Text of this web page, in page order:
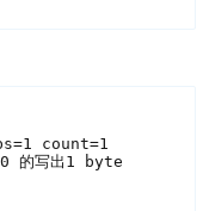
count=1
的写出 1 byte